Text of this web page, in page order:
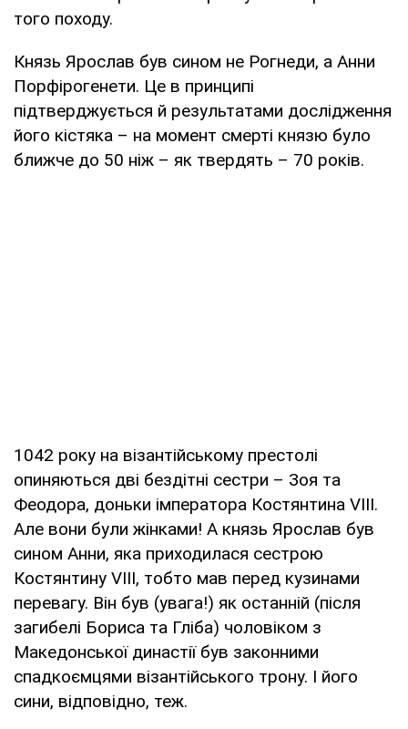
того походу.
Князь Ярослав був сином не Рогнеди, а Анни
Порфірогенети. Це в принципі
підтверджується й результатами дослідження
його кістяка – на момент смерті князю було
ближче до 50 ніж – як твердять – 70 років.
1042 року на візантійському престолі
опиняються дві бездітні сестри – Зоя та
Феодора, доньки імператора Костянтина VІІІ.
Але вони були жінками! А князь Ярослав був
сином Анни, яка приходилася сестрою
Костянтину VІІІ, тобто мав перед кузинами
перевагу. Він був (увага!) як останній (після
загибелі Бориса та Гліба) чоловіком з
Македонської династії був законними
спадкоємцями візантійського трону. І його
сини, відповідно, теж.